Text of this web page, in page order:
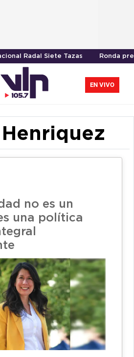
Radal Siete Tazas Ronda
EN VIVO
Henriquez
no es un
una política